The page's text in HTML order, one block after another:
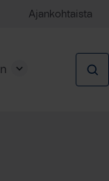
Ajankohtaista